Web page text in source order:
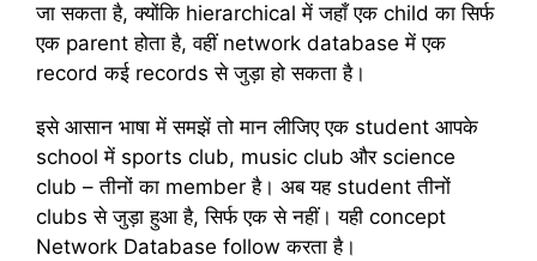
जा सकता है, क्योंकि hierarchical में जहाँ एक child का सिर्फ
एक parent होता है, वहीं network database में एक
record कई records से जुड़ा हो सकता है।
इसे आसान भाषा में समझें तो मान लीजिए एक student आपके
school में sports club, music club और science
club – तीनों का member है। अब यह student तीनों
clubs से जुड़ा हुआ है, सिर्फ एक से नहीं। यही concept
Network Database follow करता है।